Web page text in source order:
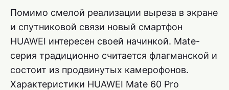
Помимо смелой реализации выреза в экране
и спутниковой связи новый смартфон
HUAWEI интересен своей начинкой. Mate-
серия традиционно считается флагманской и
состоит из продвинутых камерофонов.
Характеристики HUAWEI Mate 60 Pro